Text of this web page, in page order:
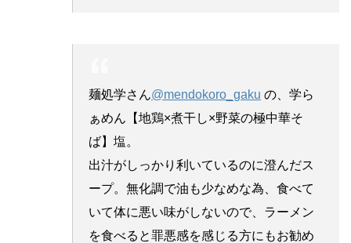
麺処学さん@mendokoro_gaku の、学ら
ぁめん【地鶏×煮干し×野菜の極中華そ
ば】塩。
出汁がしっかり利いているのに澄んだス
ープ。無化調で油も少なめな為、食べて
いて体に悪い味がしないので、ラーメン
を食べると罪悪感を感じる方にもお勧め